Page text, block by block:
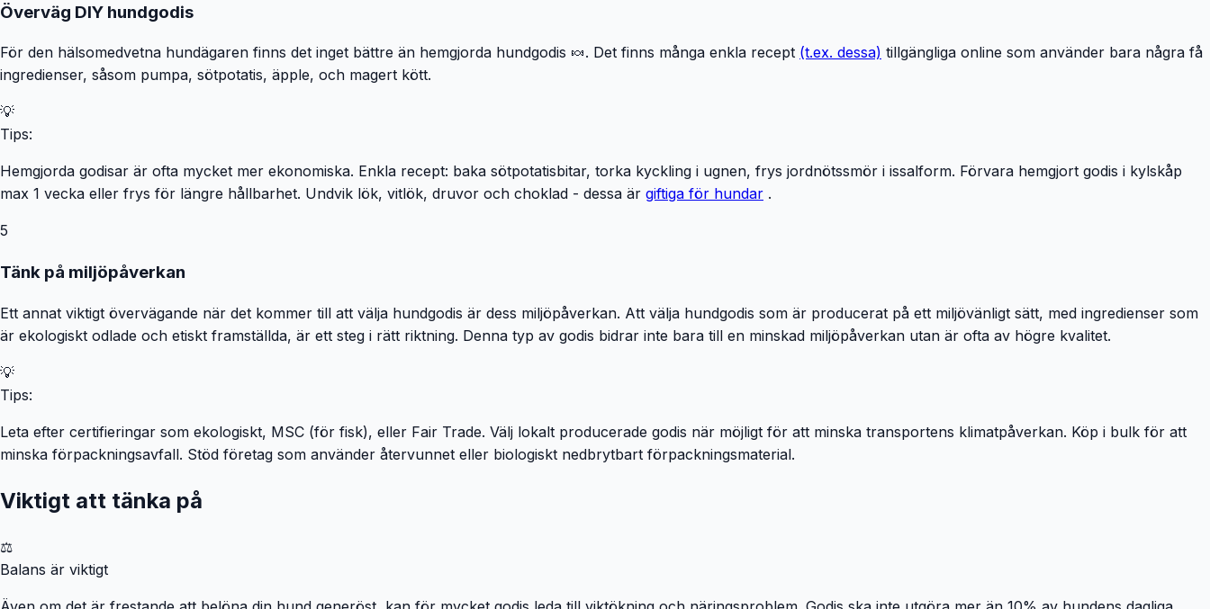
Överväg DIY hundgodis
För den hälsomedvetna hundägaren finns det inget bättre än hemgjorda hundgodis 🍬. Det finns många enkla recept (t.ex. dessa) tillgängliga online som använder bara några få
ingredienser, såsom pumpa, sötpotatis, äpple, och magert kött.
💡
Tips:
Hemgjorda godisar är ofta mycket mer ekonomiska. Enkla recept: baka sötpotatisbitar, torka kyckling i ugnen, frys jordnötssmör i issalform. Förvara hemgjort godis i kylskåp
max 1 vecka eller frys för längre hållbarhet. Undvik lök, vitlök, druvor och choklad - dessa är giftiga för hundar .
5
Tänk på miljöpåverkan
Ett annat viktigt övervägande när det kommer till att välja hundgodis är dess miljöpåverkan. Att välja hundgodis som är producerat på ett miljövänligt sätt, med ingredienser som
är ekologiskt odlade och etiskt framställda, är ett steg i rätt riktning. Denna typ av godis bidrar inte bara till en minskad miljöpåverkan utan är ofta av högre kvalitet.
💡
Tips:
Leta efter certifieringar som ekologiskt, MSC (för fisk), eller Fair Trade. Välj lokalt producerade godis när möjligt för att minska transportens klimatpåverkan. Köp i bulk för att
minska förpackningsavfall. Stöd företag som använder återvunnet eller biologiskt nedbrytbart förpackningsmaterial.
Viktigt att tänka på
⚖️
Balans är viktigt